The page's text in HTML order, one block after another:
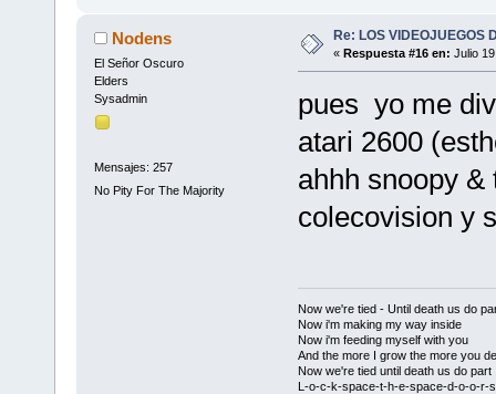
Nodens
El Señor Oscuro
Elders
Sysadmin
Mensajes: 257
No Pity For The Majority
Re: LOS VIDEOJUEGOS
« Respuesta #16 en: Julio
pues yo me
atari 2600
ahhh snoopy
colecovision y
Now we're tied - Until death us do
Now i'm making my way inside
Now i'm feeding myself with you
And the more I grow the more you
Now we're tied until death us do part
L-o-c-k-space-t-h-e-space-d-o-o-r-